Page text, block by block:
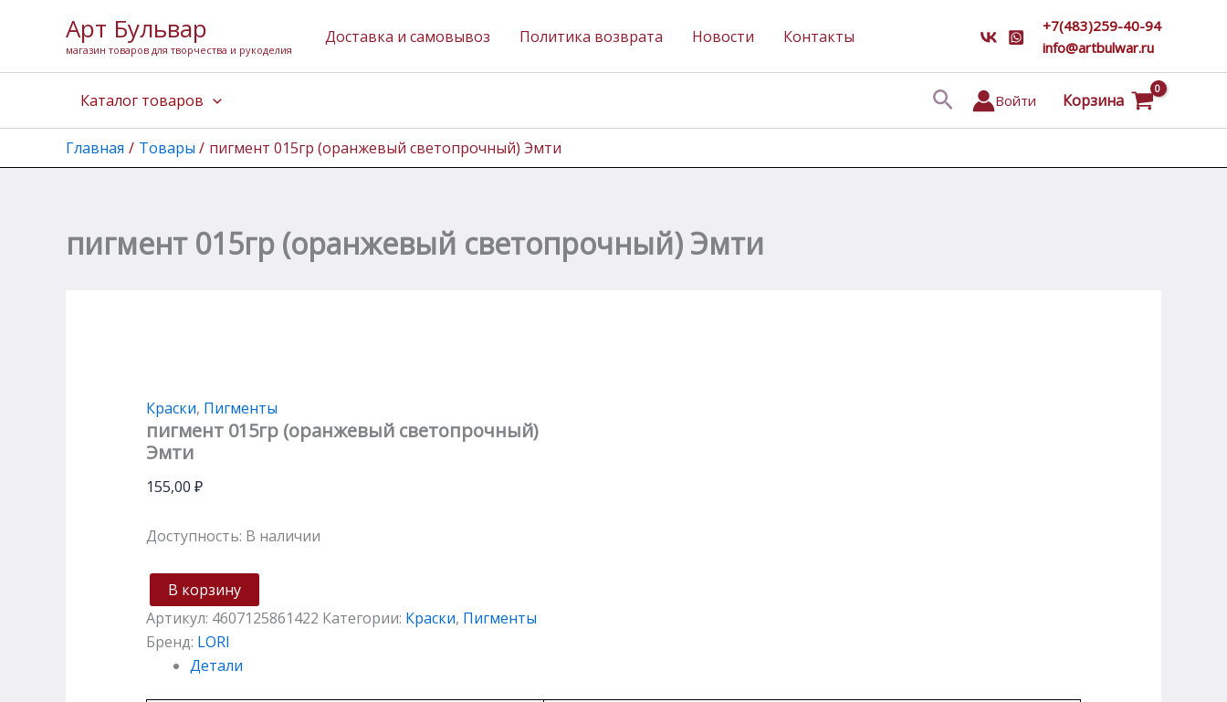
содержимому
Арт Бульвар
магазин товаров для творчества и рукоделия
Доставка и самовывоз Политика возврата Новости Контакты
+7(483)259-40-94
info@artbulwar.ru
Каталог товаров ПоискВойти Корзина
Главная Товары пигмент 015гр (оранжевый светопрочный) Эмти
пигмент 015гр (оранжевый светопрочный) Эмти
Краски, Пигменты
пигмент 015гр (оранжевый светопрочный)
Эмти
155,00 ₽
Доступность: В наличии
товара
пигмент
светопрочный)
В корзину
Артикул: 4607125861422 Категории: Краски, Пигменты
Бренд: LORI
Детали